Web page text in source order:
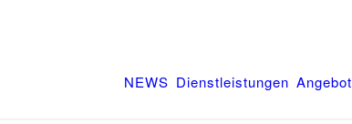
NEWS Dienstleistungen Angebot